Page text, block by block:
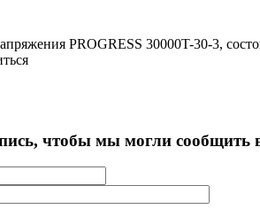
PROGRESS 30000T-30-3,
чтобы мы могли сообщить